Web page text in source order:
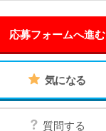
応募フォームへ進む
気になる
質問する